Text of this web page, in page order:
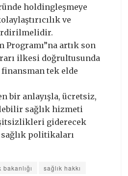
holdingleşmeye
ve
Programı”na artık son
ilkesi doğrultusunda
tek elde
bir anlayışla, ücretsiz,
sağlık hizmeti
giderecek
politikaları
bakanlığı
sağlık hakkı